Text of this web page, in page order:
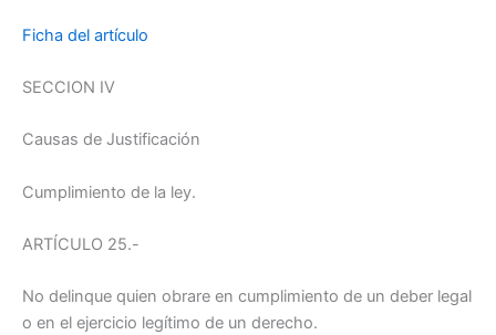
Ficha del artículo
SECCION IV
Causas de Justificación
Cumplimiento de la ley.
ARTÍCULO 25.-
No delinque quien obrare en cumplimiento de un deber legal
o en el ejercicio legítimo de un derecho.